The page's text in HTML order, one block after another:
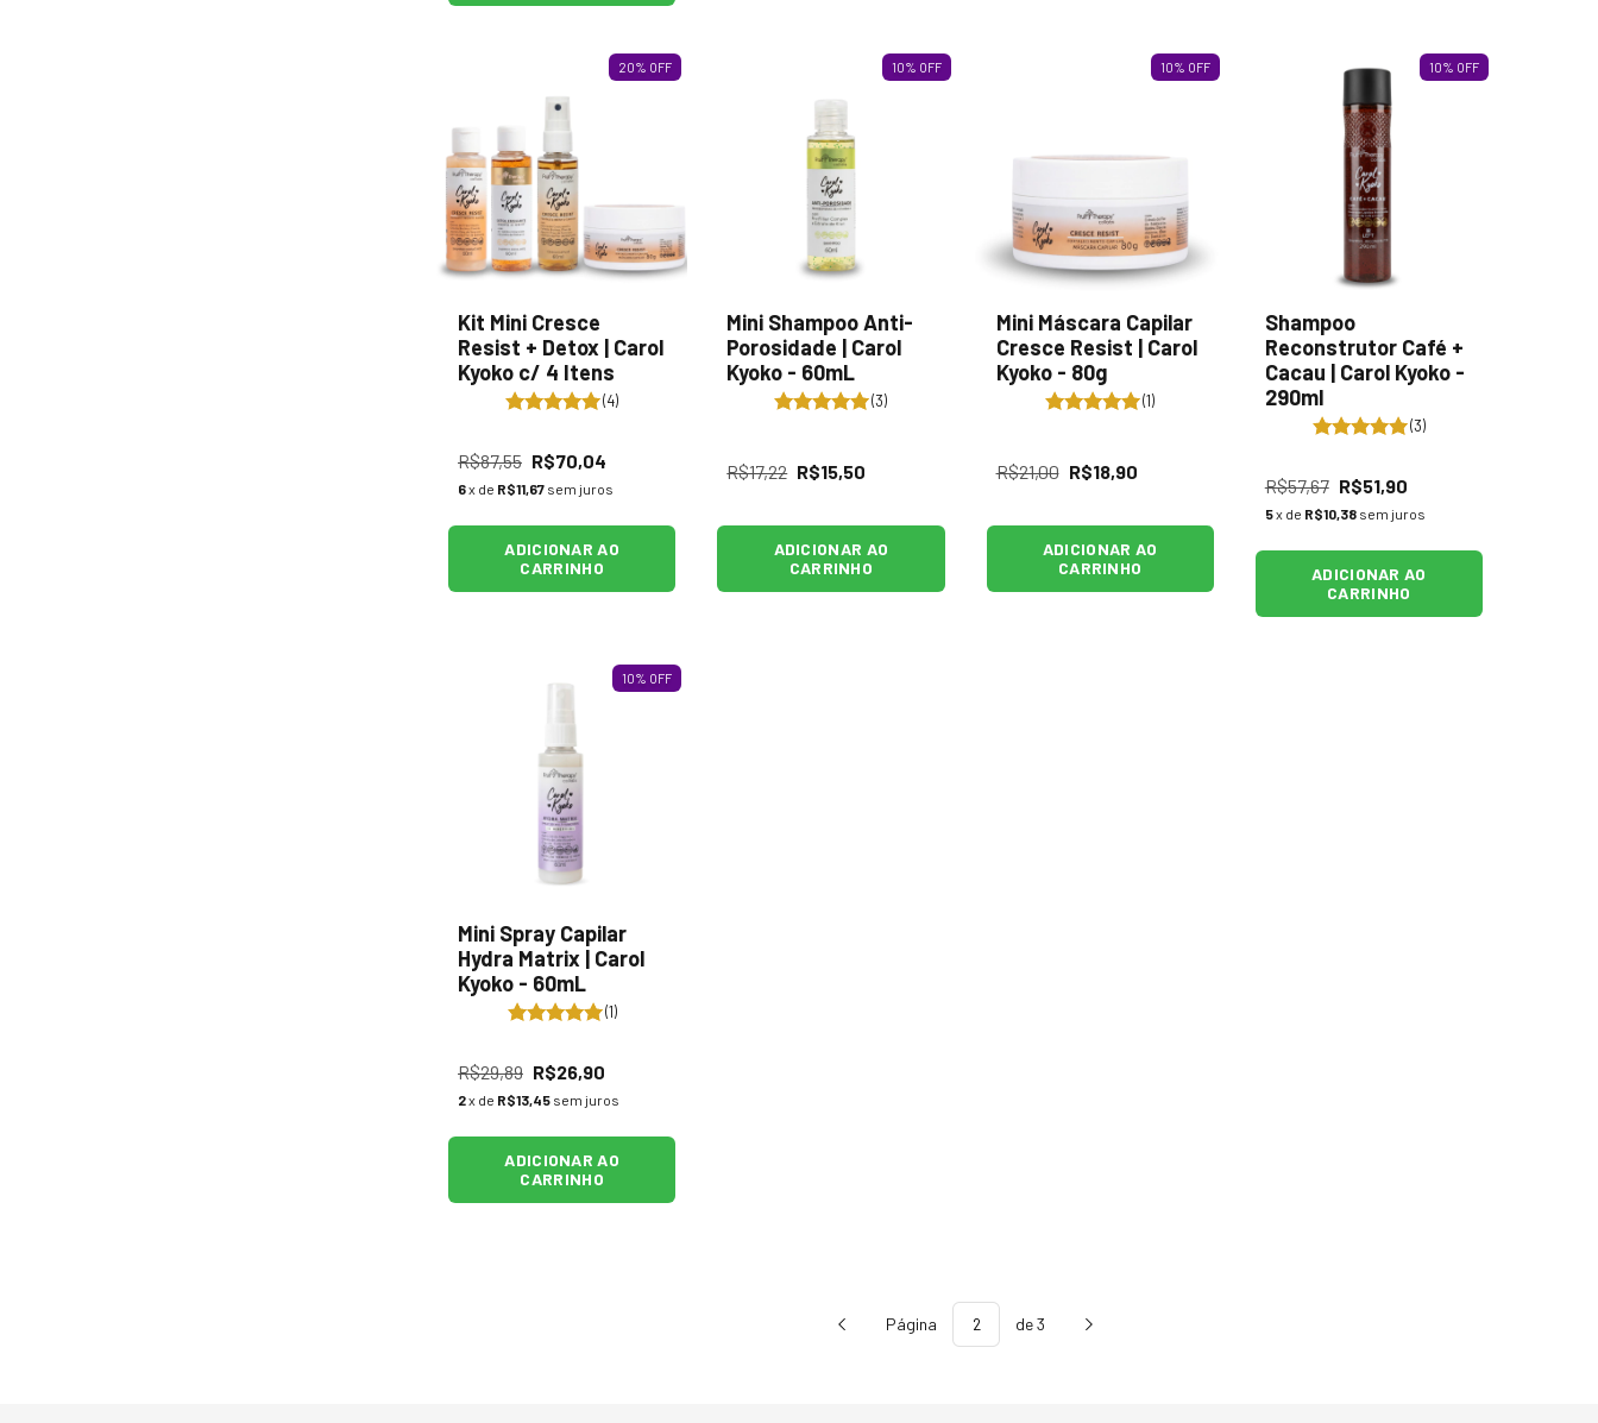
20% OFF
Kit Mini Cresce
Resist + Detox | Carol
Kyoko c/ 4 Itens
(4)
R$87,55 R$70,04
6x de R$11,67 sem juros
ADICIONAR AO
CARRINHO
10% OFF
Mini Shampoo Anti-
Porosidade | Carol
Kyoko - 60mL
(3)
R$17,22 R$15,50
ADICIONAR AO
CARRINHO
10% OFF
Mini Máscara Capilar
Cresce Resist | Carol
Kyoko - 80g
(1)
R$21,00 R$18,90
ADICIONAR AO
CARRINHO
10% OFF
Shampoo
Reconstrutor Café +
Cacau | Carol Kyoko -
290ml
(3)
R$57,67 R$51,90
5x de R$10,38 sem juros
ADICIONAR AO
CARRINHO
10% OFF
Mini Spray Capilar
Hydra Matrix | Carol
Kyoko - 60mL
(1)
R$29,89 R$26,90
2x de R$13,45 sem juros
ADICIONAR AO
CARRINHO
Página de 3